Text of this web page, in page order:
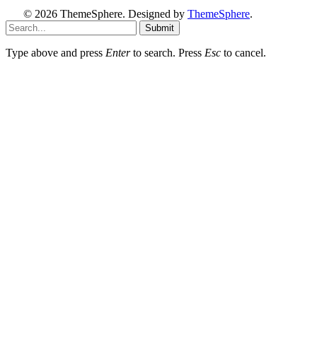
© 2026 ThemeSphere. Designed by ThemeSphere.
Submit
Type above and press Enterto search. Press Esc to cancel.